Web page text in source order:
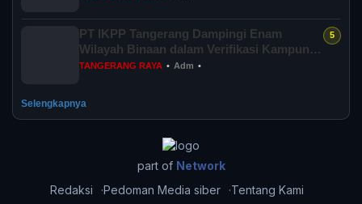
PT IKPP Tangerang Dampingi Enam
Wilayah Binaan dalam Verifikasi Kampung
Iklim Ba...
TANGERANG RAYA • Adm •
Selengkapnya
part of Network
Redaksi
Pedoman Media siber Tentang Kami